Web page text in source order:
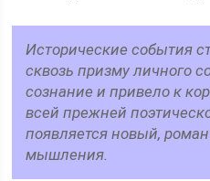
Исторические события
сквозь призму личного
сознание и привело к
всей прежней
появляется новый,
мышления.